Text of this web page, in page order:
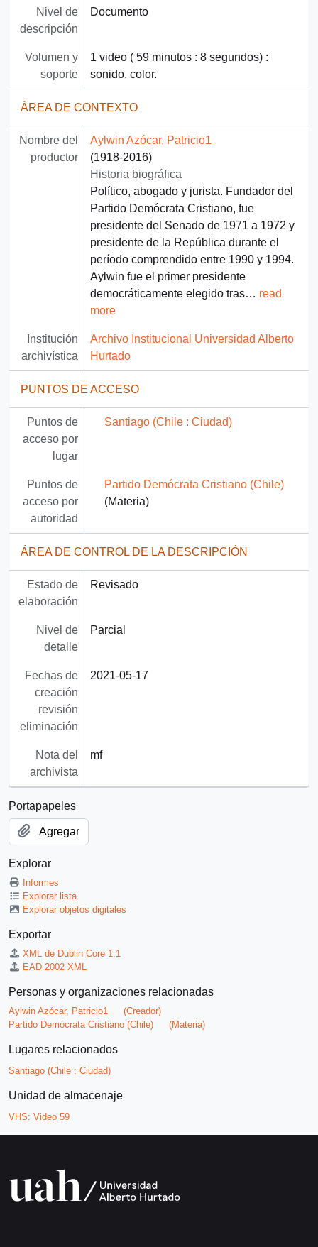
Nivel de
descripción
Documento
Volumen y
soporte
1 video ( 59 minutos : 8 segundos) :
sonido, color.
ÁREA DE CONTEXTO
Nombre del
productor
Aylwin Azócar, Patricio1
(1918-2016)
Historia biográfica
Político, abogado y jurista. Fundador del
Partido Demócrata Cristiano, fue
presidente del Senado de 1971 a 1972 y
presidente de la República durante el
período comprendido entre 1990 y 1994.
Aylwin fue el primer presidente
democráticamente elegido tras… read
more
Institución
archivística
Archivo Institucional Universidad Alberto
Hurtado
PUNTOS DE ACCESO
Puntos de
acceso por
lugar
Santiago (Chile : Ciudad)
Puntos de
acceso por
autoridad
Partido Demócrata Cristiano (Chile)
(Materia)
ÁREA DE CONTROL DE LA DESCRIPCIÓN
Estado de
elaboración
Revisado
Nivel de
detalle
Parcial
Fechas de
creación
revisión
eliminación
2021-05-17
Nota del
archivista
mf
Portapapeles
Agregar
Explorar
Informes
Explorar lista
Explorar objetos digitales
Exportar
XML de Dublin Core 1.1
EAD 2002 XML
Personas y organizaciones relacionadas
Aylwin Azócar, Patricio1
(Creador)
Partido Demócrata Cristiano (Chile)
(Materia)
Lugares relacionados
Santiago (Chile : Ciudad)
Unidad de almacenaje
VHS: Video 59